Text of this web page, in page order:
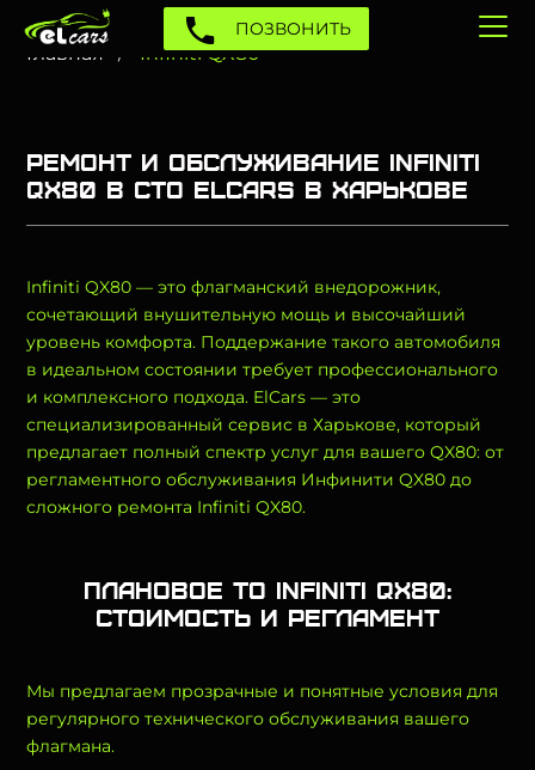
ПОЗВОНИТЬ
Главная Infiniti QX80
Ремонт и обслуживание Infiniti
QX80 в СТО Elcars в Харькове
Infiniti QX80 — это флагманский внедорожник,
сочетающий внушительную мощь и высочайший
уровень комфорта. Поддержание такого автомобиля
в идеальном состоянии требует профессионального
и комплексного подхода. ElCars — это
специализированный сервис в Харькове, который
предлагает полный спектр услуг для вашего QX80: от
регламентного обслуживания Инфинити QX80 до
сложного ремонта Infiniti QX80.
Плановое ТО Infiniti QX80:
стоимость и регламент
Мы предлагаем прозрачные и понятные условия для
регулярного технического обслуживания вашего
флагмана.